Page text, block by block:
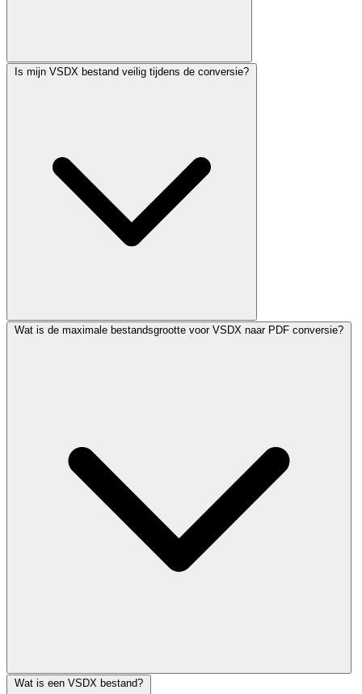
Is mijn VSDX bestand veilig tijdens de conversie?
Wat is de maximale bestandsgrootte voor VSDX naar PDF conversie?
Wat is een VSDX bestand?